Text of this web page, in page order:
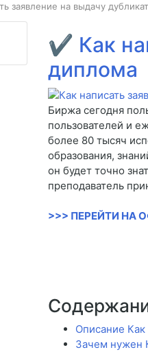
заявление на выдачу
✔ Как
диплома
Биржа сегодня
пользователей и
более 80 тысяч
образования,
он будет точно
преподаватель
>>> ПЕРЕЙТИ НА
Описание Как
Зачем нужен